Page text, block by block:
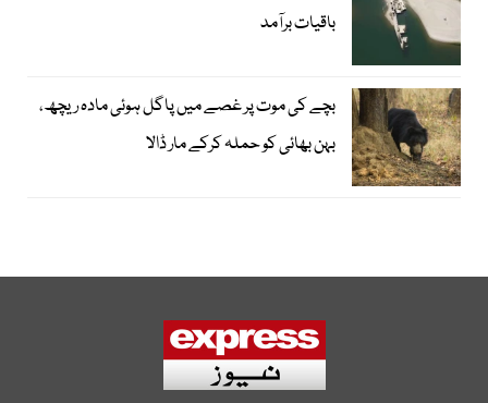
باقیات برآمد
بچے کی موت پر غصے میں پاگل ہوئی مادہ ریچھ،
بہن بھائی کو حملہ کرکے مار ڈالا